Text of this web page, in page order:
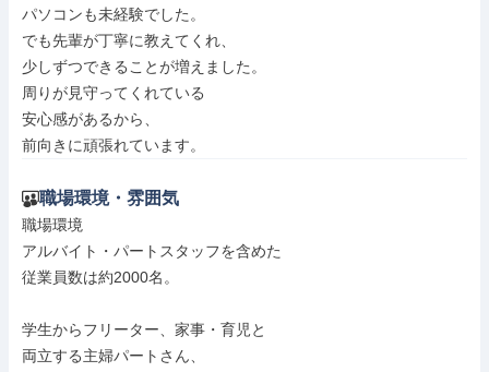
パソコンも未経験でした。
でも先輩が丁寧に教えてくれ、
少しずつできることが増えました。
周りが見守ってくれている
安心感があるから、
前向きに頑張れています。
職場環境・雰囲気
職場環境
アルバイト・パートスタッフを含めた
従業員数は約2000名。
学生からフリーター、家事・育児と
両立する主婦パートさん、